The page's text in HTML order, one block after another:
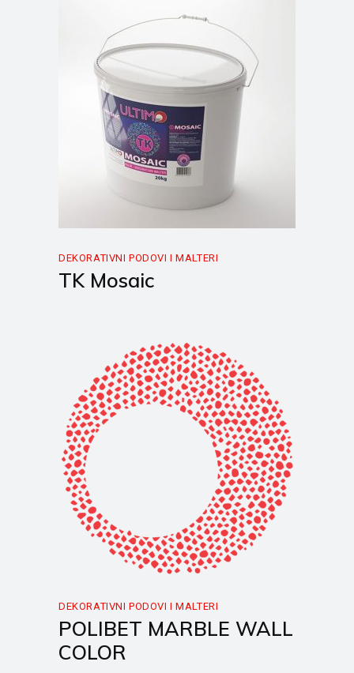
DEKORATIVNI PODOVI I MALTERI
TK Mosaic
DEKORATIVNI PODOVI I MALTERI
POLIBET MARBLE WALL
COLOR